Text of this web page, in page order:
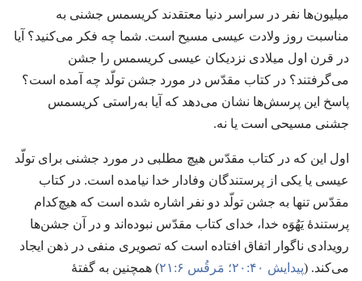
میلیون‌ها نفر در سراسر دنیا معتقدند کریسمس جشنی به
مناسبت روز ولادت عیسی مسیح است.‏ شما چه فکر می‌کنید؟‏ آیا
در قرن اول میلادی نزدیکان عیسی کریسمس را جشن
می‌گرفتند؟‏ در کتاب مقدّس در مورد جشن تولّد چه آمده است؟‏
پاسخ این پرسش‌ها نشان می‌دهد که آیا به‌راستی کریسمس
جشنی مسیحی است یا نه.‏
اول این که در کتاب مقدّس هیچ مطلبی در مورد جشنی برای تولّد
عیسی یا یکی از پرستندگان وفادار خدا نیامده است.‏ در کتاب
مقدّس تنها به جشن تولّد دو نفر اشاره شده است که هیچ‌کدام
پرستندهٔ یَهُوَه خدا،‏ خدای کتاب مقدّس نبوده‌اند و در آن جشن‌ها
رویدادی ناگوار اتفاق افتاده است که تصویری منفی در ذهن ایجاد
می‌کند.‏ (‏پیدایش ۴۰:‏۲۰؛‏ مَرقُس ۶:‏۲۱
‏)‏ همچنین به گفتهٔ